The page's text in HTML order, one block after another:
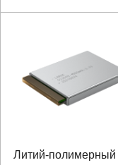
Литий-полимерный